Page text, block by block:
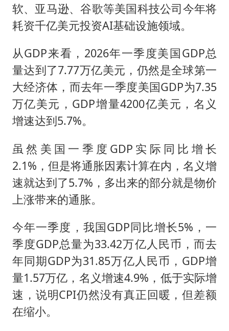
软、亚马逊、谷歌等美国科技公司今年将
耗资千亿美元投资AI基础设施领域。
从GDP来看，2026年一季度美国GDP总
量达到了7.77万亿美元，仍然是全球第一
大经济体，而去年一季度美国GDP为7.35
万亿美元，GDP增量4200亿美元，名义
增速达到5.7%。
虽然美国一季度GDP实际同比增长
2.1%，但是将通胀因素计算在内，名义增
速就达到了5.7%，多出来的部分就是物价
上涨带来的通胀。
今年一季度，我国GDP同比增长5%，一
季度GDP总量为33.42万亿人民币，而去
年同期GDP为31.85万亿人民币，GDP增
量1.57万亿，名义增速4.9%，低于实际增
速，说明CPI仍然没有真正回暖，但差额
在缩小。